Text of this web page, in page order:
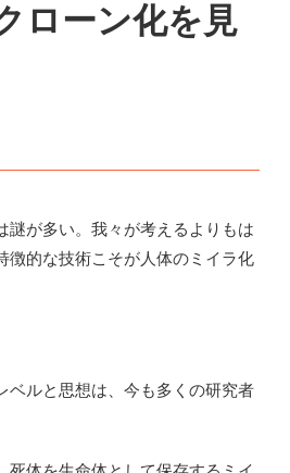
ローン化を見
が多い。我々が考えるよりもは
徴的な技術こそが人体のミイラ化
ルと思想は、今も多くの研究者